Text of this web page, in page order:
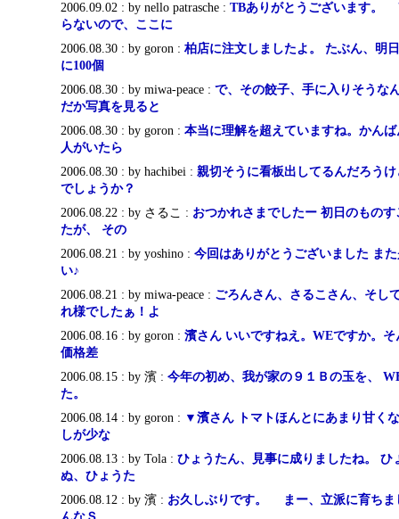
2006.09.02 : by nello patrasche : TBありがとうございます。
らないので、ここに
2006.08.30 : by goron : 柏店に注文しましたよ。 たぶん、明
に100個
2006.08.30 : by miwa-peace : で、その餃子、手に入りそうな
だか写真を見ると
2006.08.30 : by goron : 本当に理解を超えていますね。かん
人がいたら
2006.08.30 : by hachibei : 親切そうに看板出してるんだろう
でしょうか？
2006.08.22 : by さるこ : おつかれさまでしたー 初日のもの
たが、 その
2006.08.21 : by yoshino : 今回はありがとうございました ま
い♪
2006.08.21 : by miwa-peace : ごろんさん、さるこさん、そし
れ様でしたぁ！よ
2006.08.16 : by goron : 濱さん いいですねえ。WEですか。
価格差
2006.08.15 : by 濱 : 今年の初め、我が家の９１Ｂの玉を、
た。
2006.08.14 : by goron : ▼濱さん トマトほんとにあまり甘く
しが少な
2006.08.13 : by Tola : ひょうたん、見事に成りましたね。 ひ
ぬ、ひょうた
2006.08.12 : by 濱 : お久しぶりです。 まー、立派に育ち